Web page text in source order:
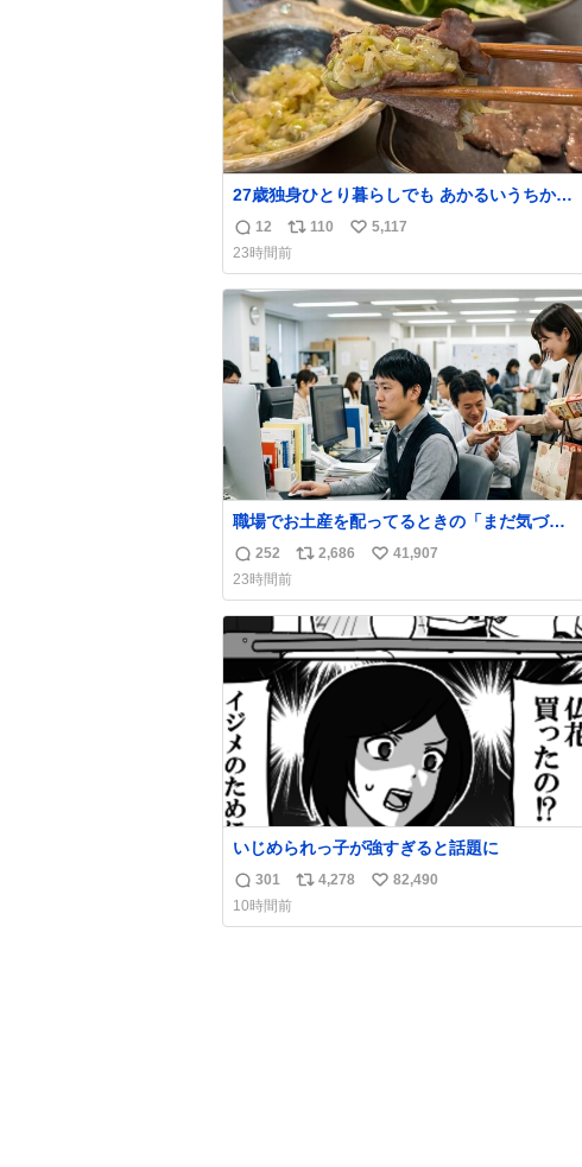
数
27歳独身ひとり暮らしでも あかるいうちから
呑みながらキッチンでひとり焼肉できてしあ
わせだもん՞ o̴̶̷̥ ̫ o̴̶̷̥ ՞
返
信
数
12
リ
ポ
ス
ト
数
110
い
ね
数
5,117
23時間前
職場でお土産を配ってるときの「まだ気づい
てませんよ」的な演技が毎回シンドい。
返
信
数
252
リ
ス
ト
数
2,686
い
ね
数
41,907
23時間前
いじめられっ子が強すぎると話題に
返
信
301
リ
4,278
い
82,490
10時間前